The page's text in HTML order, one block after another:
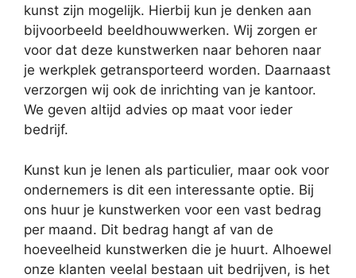
kunst zijn mogelijk. Hierbij kun je denken aan
bijvoorbeeld beeldhouwwerken. Wij zorgen er
voor dat deze kunstwerken naar behoren naar
je werkplek getransporteerd worden. Daarnaast
verzorgen wij ook de inrichting van je kantoor.
We geven altijd advies op maat voor ieder
bedrijf.
Kunst kun je lenen als particulier, maar ook voor
ondernemers is dit een interessante optie. Bij
ons huur je kunstwerken voor een vast bedrag
per maand. Dit bedrag hangt af van de
hoeveelheid kunstwerken die je huurt. Alhoewel
onze klanten veelal bestaan uit bedrijven, is het